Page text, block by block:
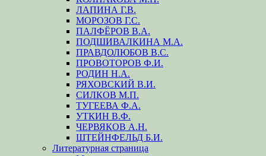
ЛАПИНА Г.В.
МОРОЗОВ Г.С.
ПАЛФЁРОВ В.А.
ПОДШИВАЛКИНА М.А.
ПРАВДОЛЮБОВ В.С.
ПРОВОТОРОВ Ф.И.
РОДИН Н.А.
РЯХОВСКИЙ В.И.
СИЛКОВ М.П.
ТУГЕЕВА Ф.А.
УТКИН В.Ф.
ЧЕРВЯКОВ А.Н.
ШТЕЙНФЕЛЬД Б.И.
Литературная страница